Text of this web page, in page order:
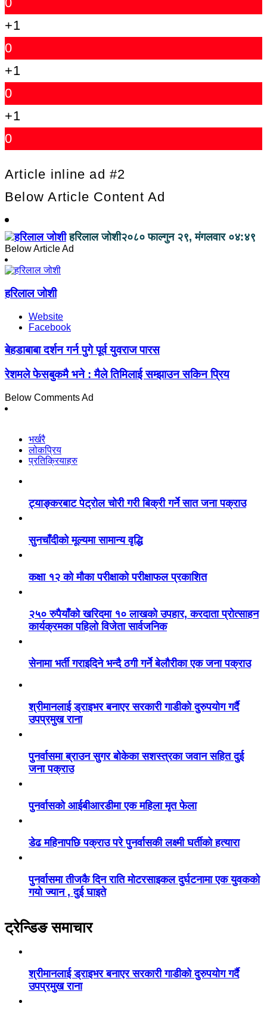
+1
0
+1
0
+1
0
Article inline ad #2
Below Article Content Ad
हरिलाल जोशी२०८० फाल्गुन २९, मंगलवार ०४:४९
Below Article Ad
हरिलाल जोशी
Website
Facebook
बेहडाबाबा दर्शन गर्न पुगे पूर्व युवराज पारस
रेशमले फेसबुकमै भने : मैले तिमिलाई सम्झाउन सकिन प्रिय
Below Comments Ad
भर्खरै
लोकप्रिय
प्रतिक्रियाहरु
ट्याङ्करबाट पेट्रोल चोरी गरी बिक्री गर्ने सात जना पक्राउ
सुनचाँदीको मूल्यमा सामान्य वृद्धि
कक्षा १२ को मौका परीक्षाको परीक्षाफल प्रकाशित
२५० रुपैयाँको खरिदमा १० लाखको उपहार, करदाता प्रोत्साहन
कार्यक्रमका पहिलो विजेता सार्वजनिक
सेनामा भर्ती गराइदिने भन्दै ठगी गर्ने बेलौरीका एक जना पक्राउ
श्रीमानलाई ड्राइभर बनाएर सरकारी गाडीको दुरुपयोग गर्दै
उपप्रमुख राना
पुनर्वासमा ब्राउन सुगर बोकेका सशस्त्रका जवान सहित दुई
जना पक्राउ
पुनर्वासको आईबीआरडीमा एक महिला मृत फेला
डेढ महिनापछि पक्राउ परे पुनर्वासकी लक्ष्मी घर्तीको हत्यारा
पुनर्वासमा तीजकै दिन राति मोटरसाइकल दुर्घटनामा एक युवकको
गयो ज्यान , दुई घाइते
ट्रेन्डिङ समाचार
श्रीमानलाई ड्राइभर बनाएर सरकारी गाडीको दुरुपयोग गर्दै
उपप्रमुख राना